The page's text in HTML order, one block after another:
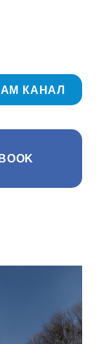
КАНАЛ